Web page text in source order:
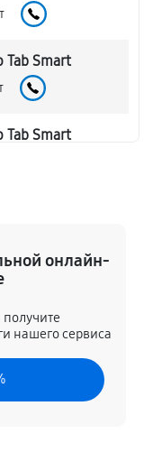
Tab Smart
Tab Smart
Tab Smart
онлайн-
получите
нашего сервиса